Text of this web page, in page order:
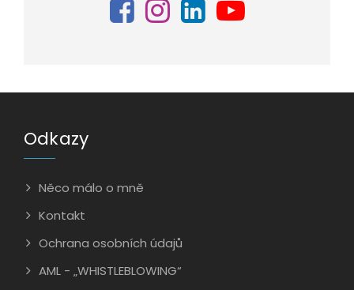
Odkazy
Něco málo o mně
Kontakt
Ochrana osobních údajů
AML - „WHISTLEBLOWING“